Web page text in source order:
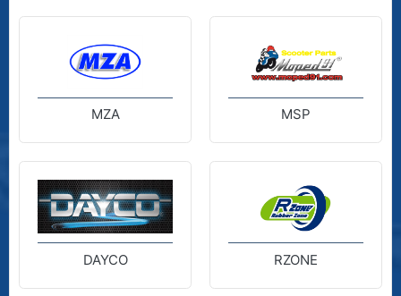
MZA MSP
DAYCO RZONE